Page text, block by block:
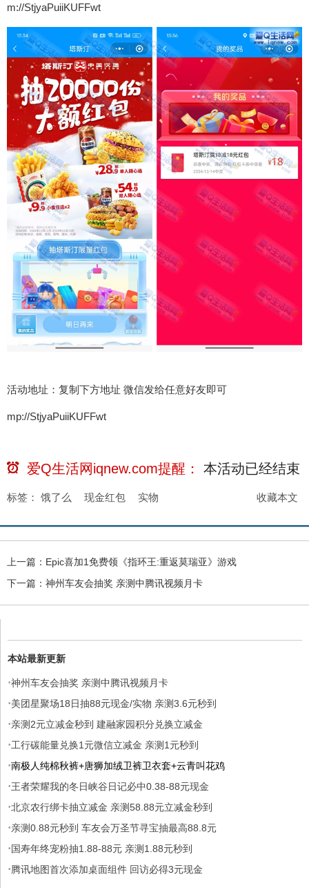
m://StjyaPuiiKUFFwt
活动地址：复制下方地址 微信发给任意好友即可
mp://StjyaPuiiKUFFwt
爱Q生活网iqnew.com提醒： 本活动已经结束
收藏本文
标签： 饿了么 现金红包 实物
上一篇： Epic喜加1免费领《指环王:重返莫瑞亚》游戏
下一篇： 神州车友会抽奖 亲测中腾讯视频月卡
本站最新更新
·神州车友会抽奖 亲测中腾讯视频月卡
·美团星聚场18日抽88元现金/实物 亲测3.6元秒到
·亲测2元立减金秒到 建融家园积分兑换立减金
·工行碳能量兑换1元微信立减金 亲测1元秒到
·南极人纯棉秋裤+唐狮加绒卫裤卫衣套+云青叫花鸡
·王者荣耀我的冬日峡谷日记必中0.38-88元现金
·北京农行绑卡抽立减金 亲测58.88元立减金秒到
·亲测0.88元秒到 车友会万圣节寻宝抽最高88.8元
·国寿年终宠粉抽1.88-88元 亲测1.88元秒到
·腾讯地图首次添加桌面组件 回访必得3元现金